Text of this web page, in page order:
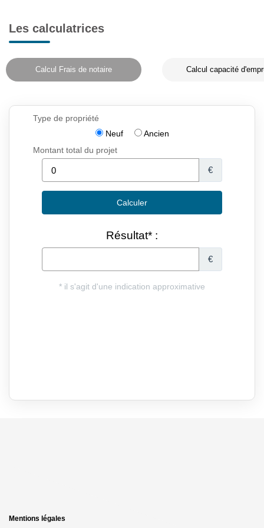
Les calculatrices
Calcul Frais de notaire Calcul capacité
Mentions légales